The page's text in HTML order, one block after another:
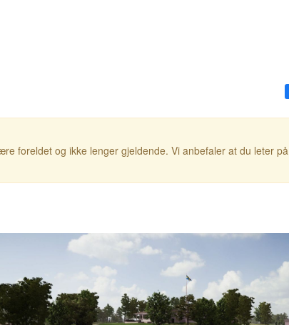
foreldet og ikke lenger gjeldende. Vi anbefaler at du leter på